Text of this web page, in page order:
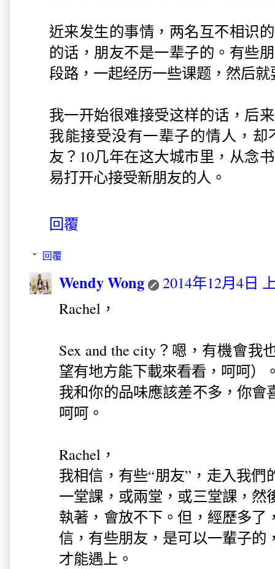
近来发生的事情，两名互不相识
的话，朋友不是一辈子的。有些
段路，一起经历一些课题，然后
我一开始很难接受这样的话，后
我能接受没有一辈子的情人，
友？10几年在这大城市里，从念
易打开心接受新朋友的人。
回覆
回覆
Wendy Wong
2014年12月4日
Rachel，
Sex and the city？嗯，有機會
望有地方能下載來看看，呵呵）
我和你的品味應該差不多，你會
呵呵。
Rachel，
我相信，有些“朋友”，走入我
一堂課，或兩堂，或三堂課，然
執著，會放不下。但，經歷多了
信，有些朋友，是可以一輩子的
才能遇上。